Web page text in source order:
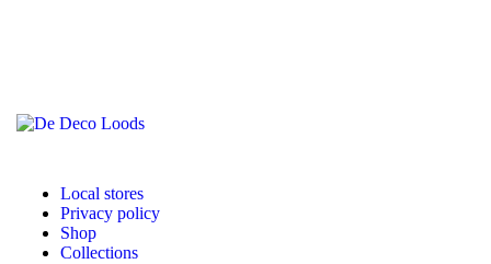
Local stores
Privacy policy
Shop
Collections